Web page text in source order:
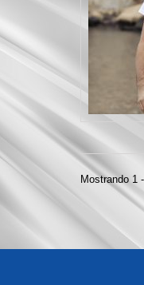
Mostrando 1